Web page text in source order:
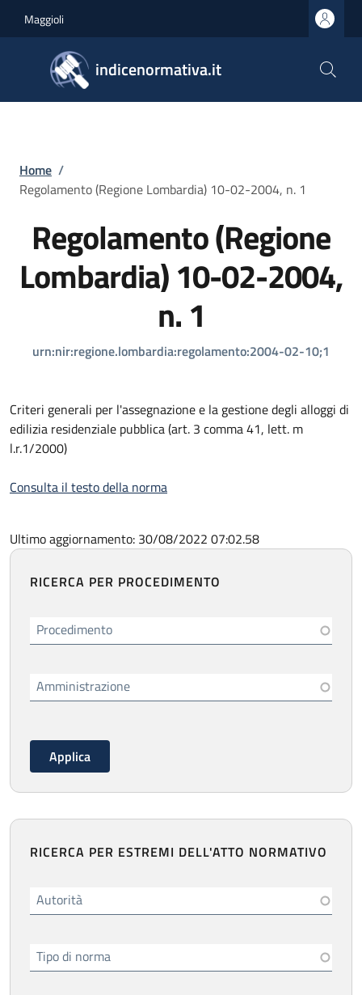
Maggioli
indicenormativa.it
Briciole di pane
Home /
Regolamento (Regione Lombardia) 10-02-2004, n. 1
Regolamento (Regione
Lombardia) 10-02-2004,
n. 1
urn:nir:regione.lombardia:regolamento:2004-02-10;1
Criteri generali per l'assegnazione e la gestione degli alloggi di
edilizia residenziale pubblica (art. 3 comma 41, lett. m
l.r.1/2000)
Consulta il testo della norma
Ultimo aggiornamento: 30/08/2022 07:02.58
RICERCA PER PROCEDIMENTO
Procedimento
Amministrazione
RICERCA PER ESTREMI DELL'ATTO NORMATIVO
Autorità
Tipo di norma